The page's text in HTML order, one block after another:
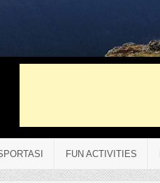
FUN ACTIVITIES